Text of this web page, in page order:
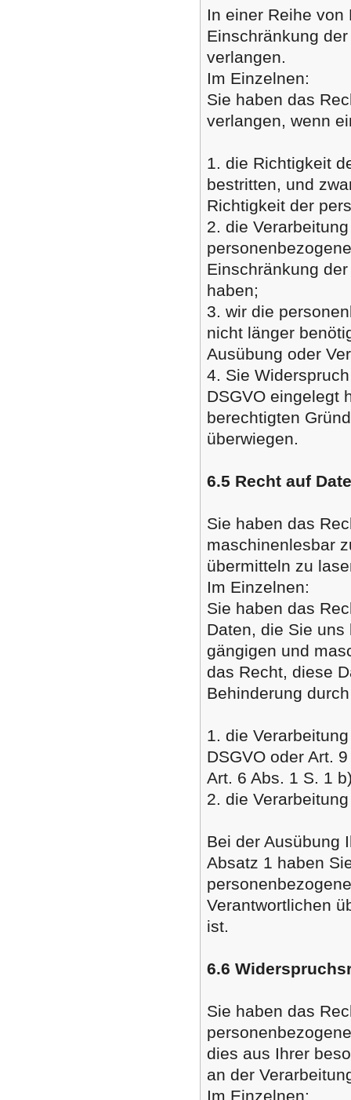
In einer Reihe
Einschränkung
verlangen.
Im Einzelnen:
Sie haben das
verlangen, wenn
1. die Richtigkeit
bestritten, und
Richtigkeit der
2. die
Einschränkung
haben;
3. wir die
nicht länger
Ausübung oder
4. Sie
DSGVO eingelegt
berechtigten
überwiegen.
6.5 Recht auf
Sie haben das
maschinenlesbar
übermitteln zu
Im Einzelnen:
Sie haben das
Daten, die Sie
gängigen und
das Recht, diese
Behinderung
1. die
DSGVO oder Art.
Art. 6 Abs. 1 S. 1
2. die
Bei der Ausübung
Absatz 1 haben
Verantwortlichen
ist.
6.6
Sie haben das
dies aus Ihrer
an der
Im Einzelnen: